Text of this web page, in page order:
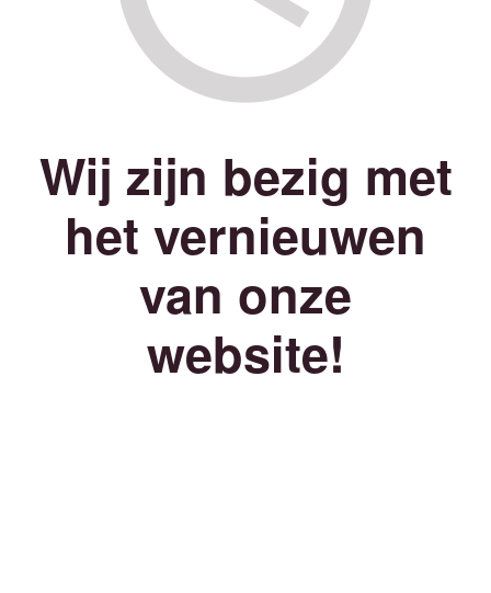
Wij zijn bezig met
het vernieuwen
van onze
website!